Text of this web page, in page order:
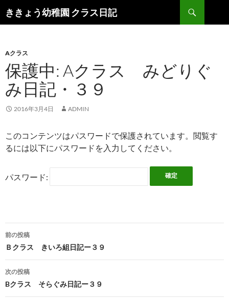
ききょう幼稚園 クラス日記
索
ン
ツ
へ
ス
キ
ッ
Aクラス
保護中: Aクラス みどりぐ
み日記・３９
2016年3月4日 ADMIN
このコンテンツはパスワードで保護されています。閲覧す
るには以下にパスワードを入力してください。
パスワード:
投
稿
ナ
前の投稿
Ｂクラス きいろ組日記ー３９
次の投稿
Bクラス そらぐみ日記ー３９